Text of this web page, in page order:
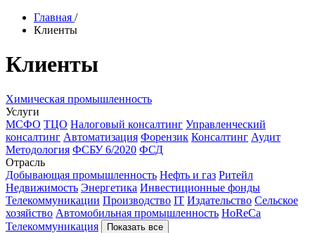
Главная /
Клиенты
Клиенты
Химическая промышленность
Услуги
МСФО ТЦО Налоговый консалтинг Управленческий
консалтинг Автоматизация Форензик Консалтинг Аудит
Методология ФСБУ 6/2020 ФСД
Отрасль
Добывающая промышленность Нефть и газ Ритейл
Недвижимость Энергетика Инвестиционные фонды
Телекоммуникации Производство IT Издательство Сельское
хозяйство Автомобильная промышленность HoReCa
Телекоммуникация
Показать все